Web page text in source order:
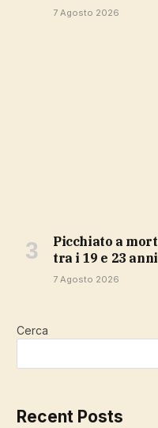
7 Agosto 2026
Picchiato a morte a Cervia, fermati 4 giovani
tra i 19 e 23 anni
7 Agosto 2026
Cerca
Recent Posts